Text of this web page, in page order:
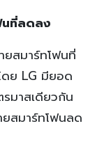
นที่ลดลง
ยสมาร์ทโฟนที่
ดย LG มียอด
มาสเดียวกัน
สมาร์ทโฟนลด